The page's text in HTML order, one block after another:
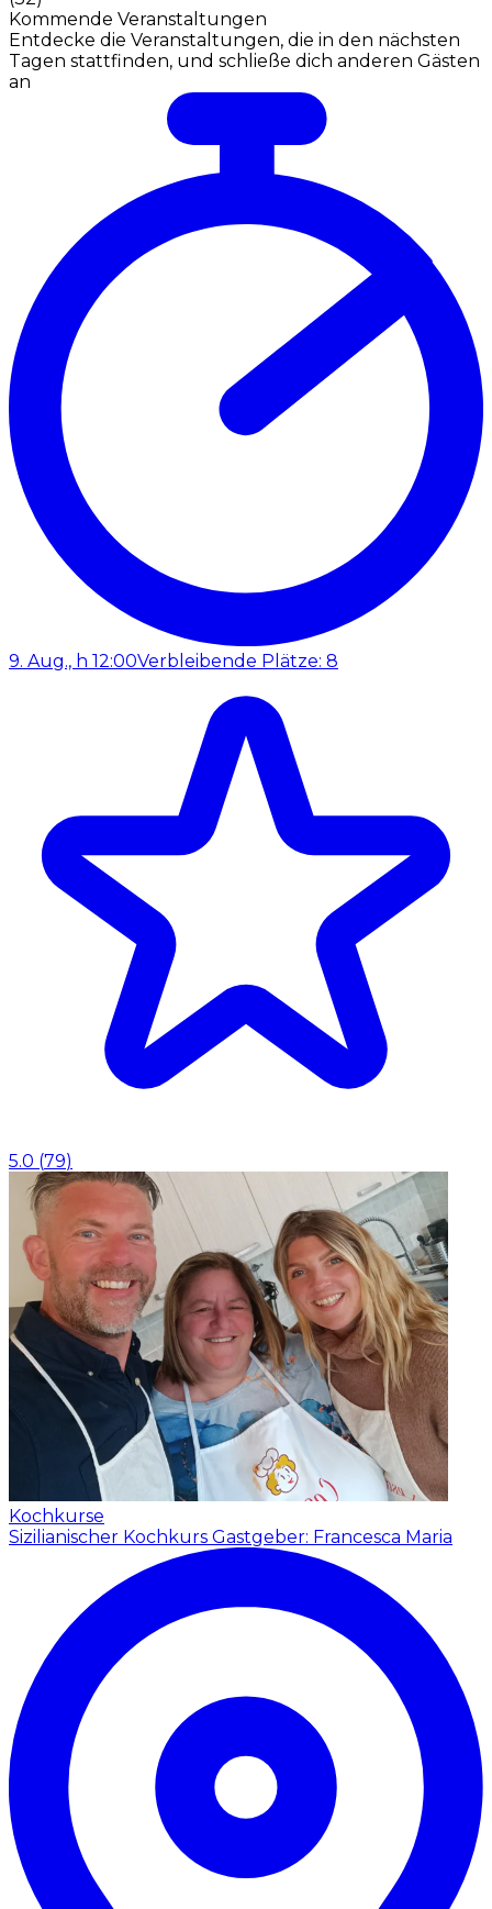
Kommende Veranstaltungen
Entdecke die Veranstaltungen, die in den nächsten
Tagen stattfinden, und schließe dich anderen Gästen
an
9. Aug., h 12:00Verbleibende Plätze: 8
5.0 (79)
Kochkurse
Sizilianischer Kochkurs Gastgeber: Francesca Maria